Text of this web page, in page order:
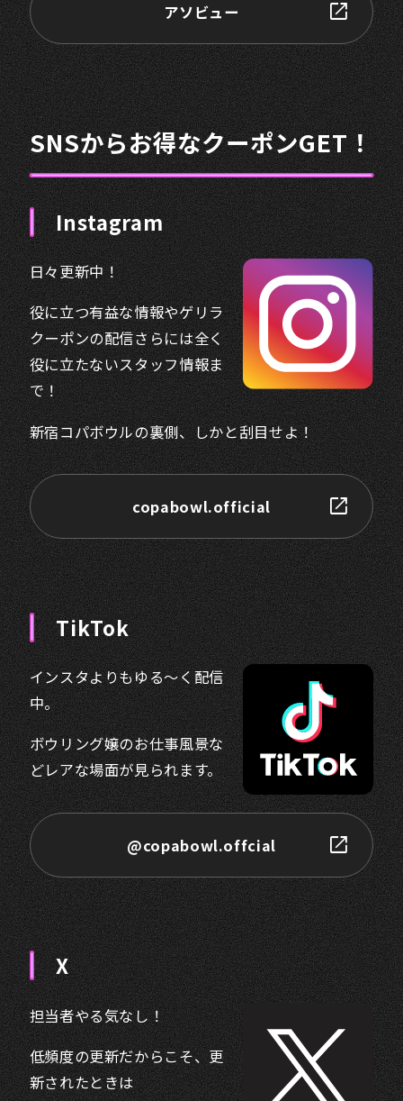
アソビュー
SNSからお得なクーポンGET！
Instagram
日々更新中！
役に立つ有益な情報やゲリラ
クーポンの配信さらには全く
役に立たないスタッフ情報ま
で！
新宿コパボウルの裏側、しかと刮目せよ！
copabowl.official
TikTok
インスタよりもゆる～く配信
中。
ボウリング嬢のお仕事風景な
どレアな場面が見られます。
@copabowl.offcial
X
担当者やる気なし！
低頻度の更新だからこそ、更
新されたときは